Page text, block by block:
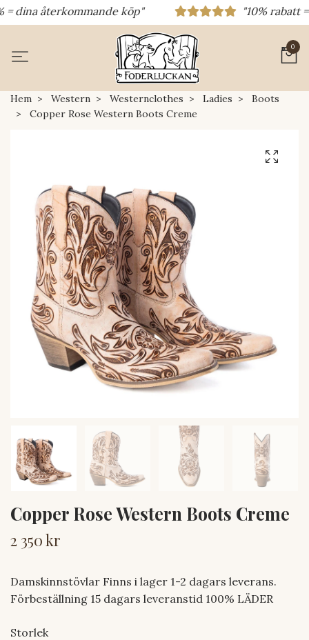
återkommande köp" "10% rabatt =
0
Hem Western Westernclothes Ladies
Boots
Copper Rose Western Boots Creme
Copper Rose Western Boots Creme
2 350 kr
Damskinnstövlar Finns i lager 1-2 dagars leverans.
Förbeställning 15 dagars leveranstid 100% LÄDER
Storlek